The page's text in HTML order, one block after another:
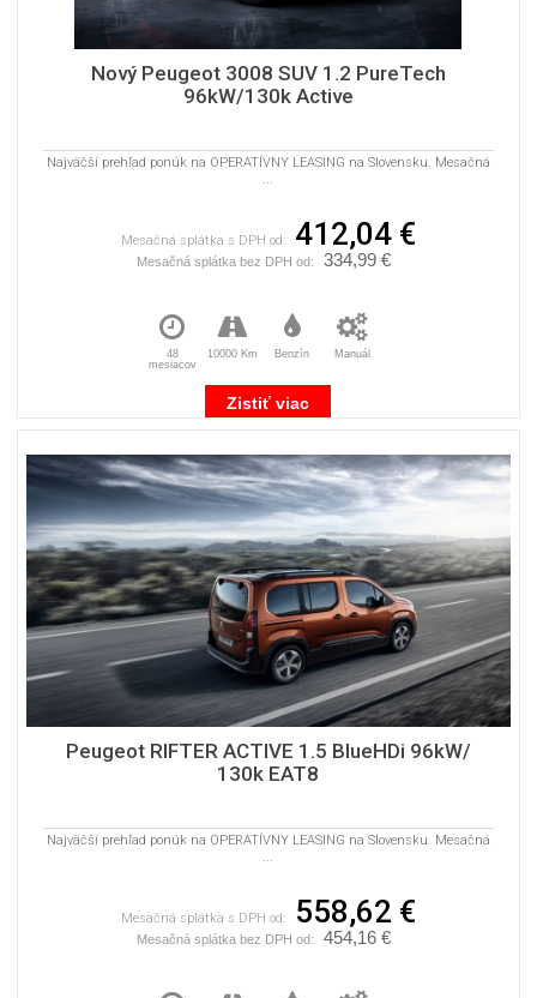
Nový Peugeot 3008 SUV 1.2 PureTech
96kW/130k Active
Najväčší prehľad ponúk na OPERATÍVNY LEASING na Slovensku. Mesačná
...
48
mesiacov
10000 Km Benzín Manuál
Zistiť viac
Mesačná splátka s DPH od: 412,04 €
Mesačná splátka bez DPH od: 334,99 €
Peugeot RIFTER ACTIVE 1.5 BlueHDi 96kW/
130k EAT8
Najväčší prehľad ponúk na OPERATÍVNY LEASING na Slovensku. Mesačná
Mesačná splátka s DPH od: 558,62 €
Mesačná splátka bez DPH od: 454,16 €